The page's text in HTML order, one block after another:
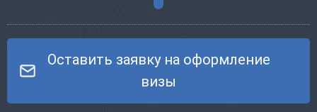
Оставить заявку на оформление
визы